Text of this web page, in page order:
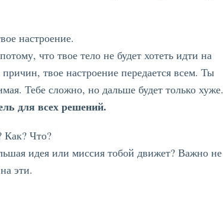
настроение.
что твое тело не будет хотеть идти на
твое настроение передается всем. Ты
Тебе сложно, но дальше будет только хуже.
для всех решений.
Как? Что?
идея или миссия тобой движет? Важно не
эти.